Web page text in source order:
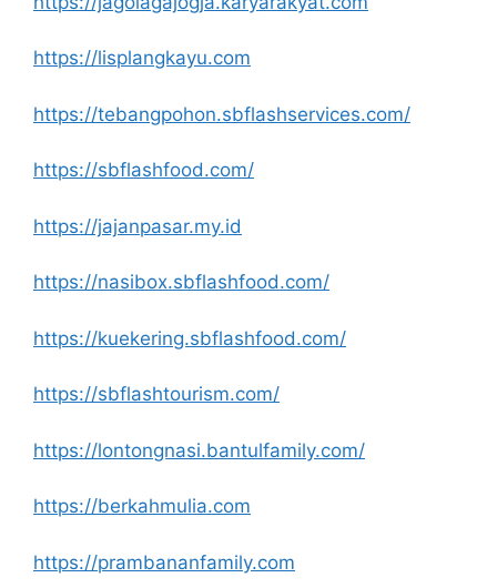
https://lisplangkayu.com
https://tebangpohon.sbflashservices.com/
https://sbflashfood.com/
https://jajanpasar.my.id
https://nasibox.sbflashfood.com/
https://kuekering.sbflashfood.com/
https://sbflashtourism.com/
https://lontongnasi.bantulfamily.com/
https://berkahmulia.com
https://prambananfamily.com